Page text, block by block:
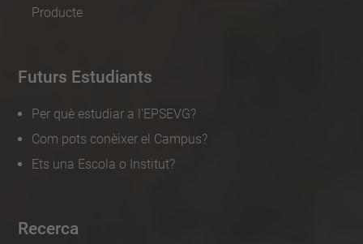
Producte
Futurs Estudiants
Per què estudiar a l'EPSEVG?
Com pots conèixer el Campus?
Ets una Escola o Institut?
Recerca